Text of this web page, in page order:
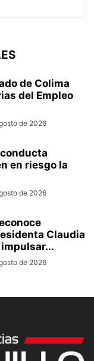
de Colima
del Empleo
de 2026
en riesgo la
de 2026
Claudia
de 2026